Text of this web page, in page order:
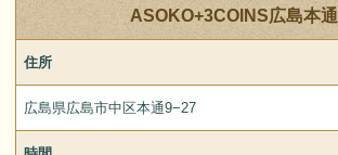
ASOKO+3COINS広島本
住所
広島県広島市中区本通9−27